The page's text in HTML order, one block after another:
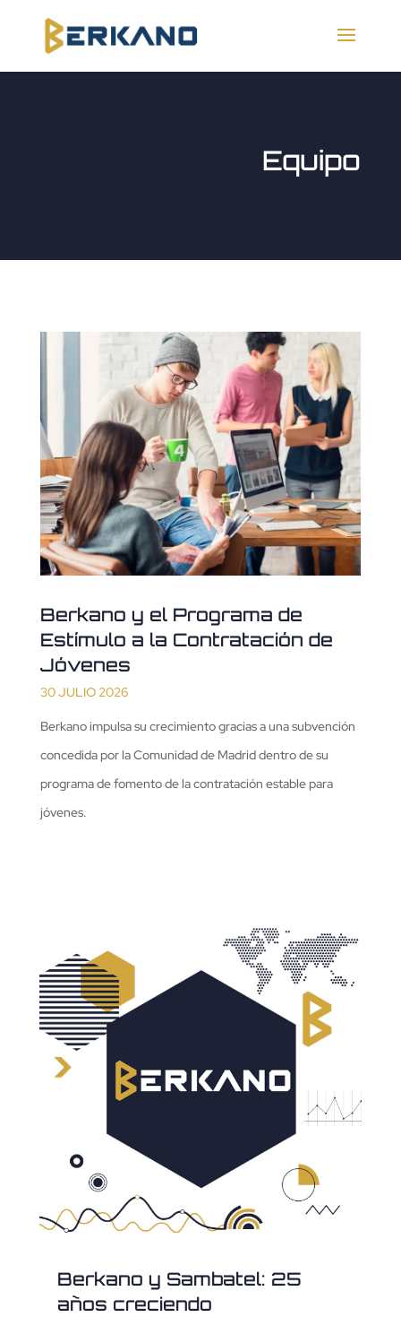
Equipo
Berkano y el Programa de
Estímulo a la Contratación de
Jóvenes
30 JULIO 2026
Berkano impulsa su crecimiento gracias a una subvención
concedida por la Comunidad de Madrid dentro de su
programa de fomento de la contratación estable para
jóvenes.
Berkano y Sambatel: 25
años creciendo